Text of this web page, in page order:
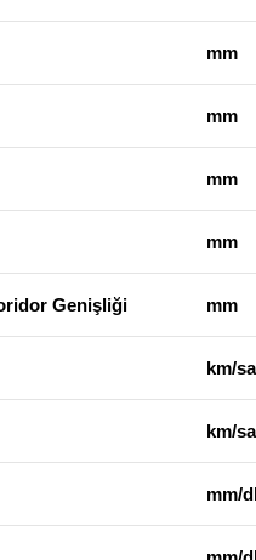
mm
mm
mm
mm
Genişliği mm
km/
km/
mm/